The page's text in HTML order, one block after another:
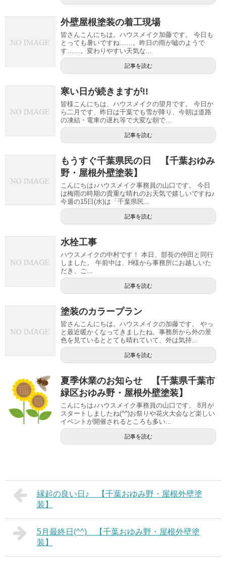
外壁屋根塗装の着工現場
皆さんこんにちは。ハウスメイク加藤です。 今日も
とっても暑いですね……。昨日の雨が嘘のようで
す……。変わりやすい天気な...
記事を読む
寒い日が続きますが!!
皆様こんにちは、ハウスメイクの望月です。 今日か
ら二月です、昨日は千葉でも雪が降り、今朝は道路
の凍結・電車の遅れ等で大変な朝で...
記事を読む
もうすぐ千葉県民の日 【千葉おゆみ
野・屋根外壁塗装】
こんにちは♪ハウスメイク事務員の山口です。 今日
は梅雨の時期の貴重な晴れのお天気で嬉しいですね♪
今週の15日(水)は「千葉県民...
記事を読む
水栓工事
ハウスメイクの中村です！ 本日、部長の仲田と同行
しました。 午前中は、H様から事務所にお越しいた
だき、ご...
記事を読む
塗装のカラープラン
皆さんこんにちは。ハウスメイクの加藤です。 やっ
と最近暖かくなってきましたね。事務所から外の景
色を見ているととても晴れていて、外は気持...
記事を読む
夏季休業のお知らせ 【千葉県千葉市
緑区おゆみ野・屋根外壁塗装】
こんにちは♪ハウスメイク事務員の山口です。 8月が
スタートしましたね(^^)お祭りや花火大会など楽しい
イベントが開催されるところも多い...
記事を読む
縁起の良い日♪ 【千葉おゆみ野・屋根外壁塗
装】
5月最終日(^^) 【千葉おゆみ野・屋根外壁塗
装】